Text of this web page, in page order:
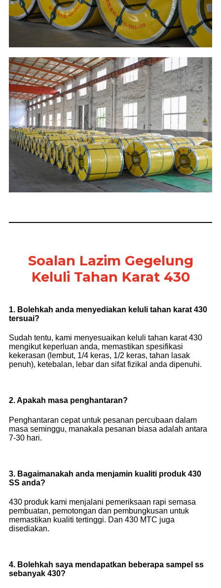
Soalan Lazim Gegelung
Keluli Tahan Karat 430
1. Bolehkah anda menyediakan keluli tahan karat 430
tersuai?
Sudah tentu, kami menyesuaikan keluli tahan karat 430
mengikut keperluan anda, memastikan spesifikasi
kekerasan (lembut, 1/4 keras, 1/2 keras, tahan lasak
penuh), ketebalan, lebar dan sifat fizikal anda dipenuhi.
2. Apakah masa penghantaran?
Penghantaran cepat untuk pesanan percubaan dalam
masa seminggu, manakala pesanan biasa adalah antara
7-30 hari.
3. Bagaimanakah anda menjamin kualiti produk 430
SS anda?
430 produk kami menjalani pemeriksaan rapi semasa
pembuatan, pemotongan dan pembungkusan untuk
memastikan kualiti tertinggi. Dan 430 MTC juga
disediakan.
4. Bolehkah saya mendapatkan beberapa sampel ss
sebanyak 430?